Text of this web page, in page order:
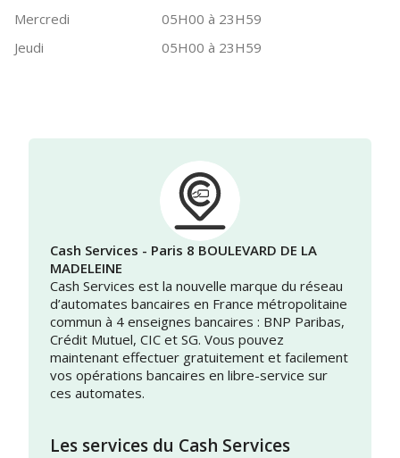
Mercredi
05H00 à 23H59
Jeudi
05H00 à 23H59
Cash Services - Paris 8 BOULEVARD DE LA
MADELEINE
Cash Services est la nouvelle marque du réseau
d’automates bancaires en France métropolitaine
commun à 4 enseignes bancaires : BNP Paribas,
Crédit Mutuel, CIC et SG. Vous pouvez
maintenant effectuer gratuitement et facilement
vos opérations bancaires en libre-service sur
ces automates.
Les services du Cash Services